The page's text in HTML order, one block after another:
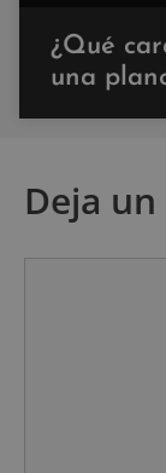
¿Qué
una
Deja